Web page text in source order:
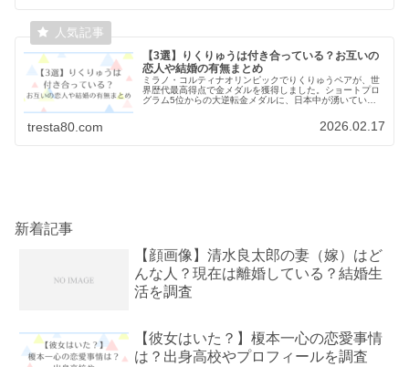
【3選】りくりゅうは付き合っている？お互いの
恋人や結婚の有無まとめ
ミラノ・コルティナオリンピックでりくりゅうペアが、世
界歴代最高得点で金メダルを獲得しました。ショートプロ
グラム5位からの大逆転金メダルに、日本中が湧いていま
tresta80.com 2026.02.17
新着記事
【顔画像】清水良太郎の妻（嫁）はど
んな人？現在は離婚している？結婚生
活を調査
【彼女はいた？】榎本一心の恋愛事情
は？出身高校やプロフィールを調査